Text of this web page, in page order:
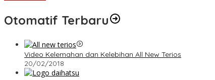
Otomatif Terbaru
Video Kelemahan dan Kelebihan All New Terios
20/02/2018